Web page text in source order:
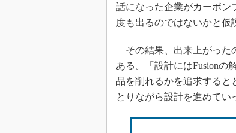
話になった企業がカーボン
度も出るのではないかと仮
その結果、出来上がった
ある。「設計にはFusionの
品を削れるかを追求すると
とりながら設計を進めてい